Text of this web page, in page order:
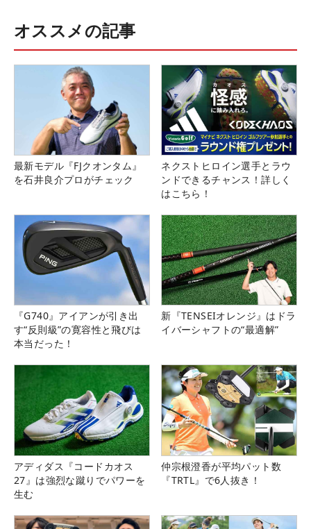
オススメの記事
最新モデル『FJクオンタム』
を石井良介プロがチェック
ネクストヒロイン選手とラウ
ンドできるチャンス！詳しく
はこちら！
『G740』アイアンが引き出
す“反則級”の寛容性と飛びは
本当だった！
新『TENSEIオレンジ』はドラ
イバーシャフトの“最適解”
アディダス『コードカオス
27』は強烈な蹴りでパワーを
生む
仲宗根澄香が平均パット数
『TRTL』で6人抜き！